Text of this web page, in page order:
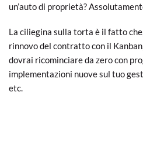
un’auto di proprietà?
La ciliegina sulla torta è il fatto
rinnovo del contratto con il
dovrai ricominciare da zero con
implementazioni nuove sul tuo
etc.